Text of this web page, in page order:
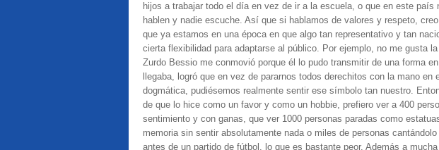
hijos a trabajar todo el día en vez de ir a la escuela, o que en este país
hablen y nadie escuche. Así que si hablamos de valores y respeto,
que ya estamos en una época en que algo tan representativo y tan
cierta flexibilidad para adaptarse al público. Por ejemplo, no me gusta
Zurdo Bessio me conmovió porque él lo pudo transmitir de una forma
llegaba, logró que en vez de pararnos todos derechitos con la mano en
dogmática, pudiésemos realmente sentir ese símbolo tan nuestro.
de que lo hice como un favor y como un hobbie, prefiero ver a 400
sentimiento y con ganas, que ver 1000 personas paradas como
memoria sin sentir absolutamente nada o miles de personas
antes de un partido de fútbol, lo que es bastante peor. Además a